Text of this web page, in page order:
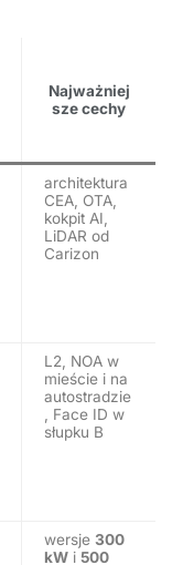
Najważniej
sze cechy
architektura
CEA, OTA,
kokpit AI,
LiDAR od
Carizon
L2, NOA w
mieście i na
autostradzie
, Face ID w
słupku B
wersje 300
kW i 500